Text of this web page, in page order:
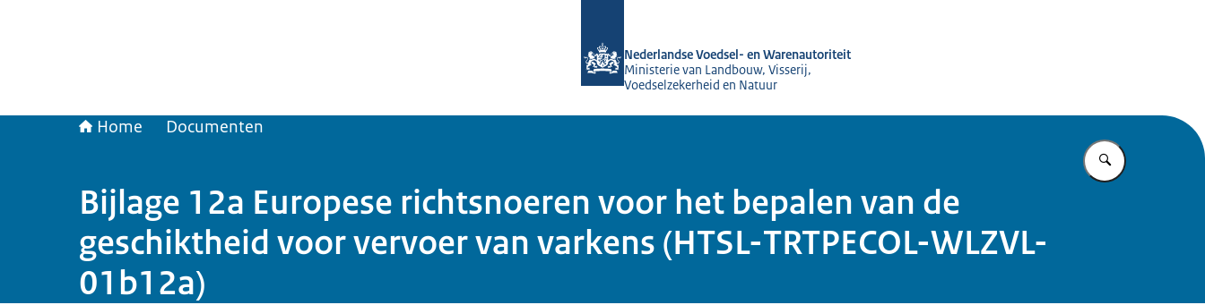
Nederlandse Voedsel- en Warenautoriteit
Ministerie van Landbouw, Visserij,
Voedselzekerheid en Natuur
Home Documenten
Vul in wat u
Bijlage 12a Europese richtsnoeren voor het bepalen van de
geschiktheid voor vervoer van varkens (HTSL-TRTPECOL-WLZVL-
01b12a)